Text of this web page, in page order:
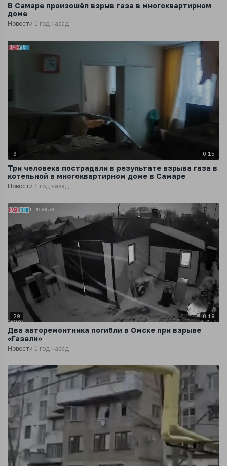
В Самаре произошёл взрыв газа в многоквартирном
доме
Новости 1 год назад
9 0:15
Три человека пострадали в результате взрыва газа в
котельной в многоквартирном доме в Самаре
Новости 1 год назад
29 0:19
Два авторемонтника погибли в Омске при взрыве
«Газели»
Новости 1 год назад